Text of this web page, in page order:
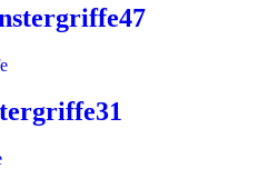
47
31